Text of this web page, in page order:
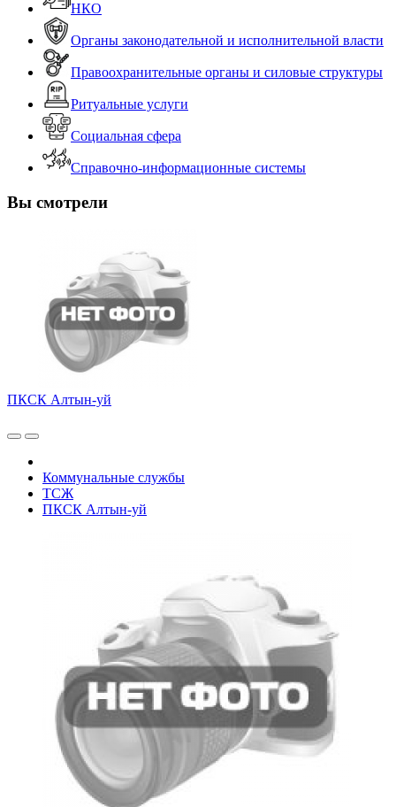
НКО
Органы законодательной и исполнительной власти
Правоохранительные органы и силовые структуры
Ритуальные услуги
Социальная сфера
Справочно-информационные системы
Вы смотрели
ПКСК Алтын-уй
Коммунальные службы
ТСЖ
ПКСК Алтын-уй